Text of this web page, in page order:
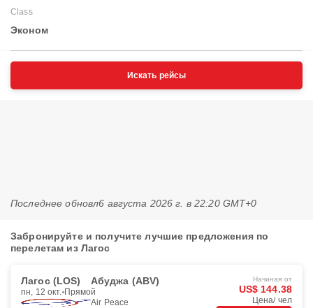
Class
Эконом
Искать рейсы
Последнее обновл6 августа 2026 г. в 22:20 GMT+0
Забронируйте и получите лучшие предложения по
перелетам из Лагос
Лагос (LOS) Абуджа (ABV)
пн, 12 окт. Прямой
Air Peace
Начиная от
US$ 144.38
Цена/ чел